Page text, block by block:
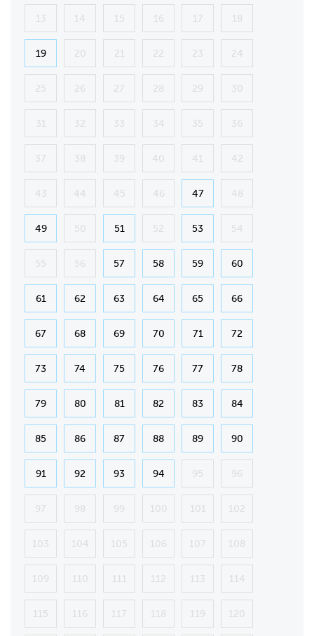
13 14 15 16 17 18
19 20 21 22 23 24
25 26 27 28 29 30
31 32 33 34 35 36
37 38 39 40 41 42
43 44 45 46 47 48
49 50 51 52 53 54
55 56 57 58 59 60
61 62 63 64 65 66
67 68 69 70 71 72
73 74 75 76 77 78
79 80 81 82 83 84
85 86 87 88 89 90
91 92 93 94 95 96
97 98 99 100 101 102
103 104 105 106 107 108
109 110 111 112 113 114
115 116 117 118 119 120